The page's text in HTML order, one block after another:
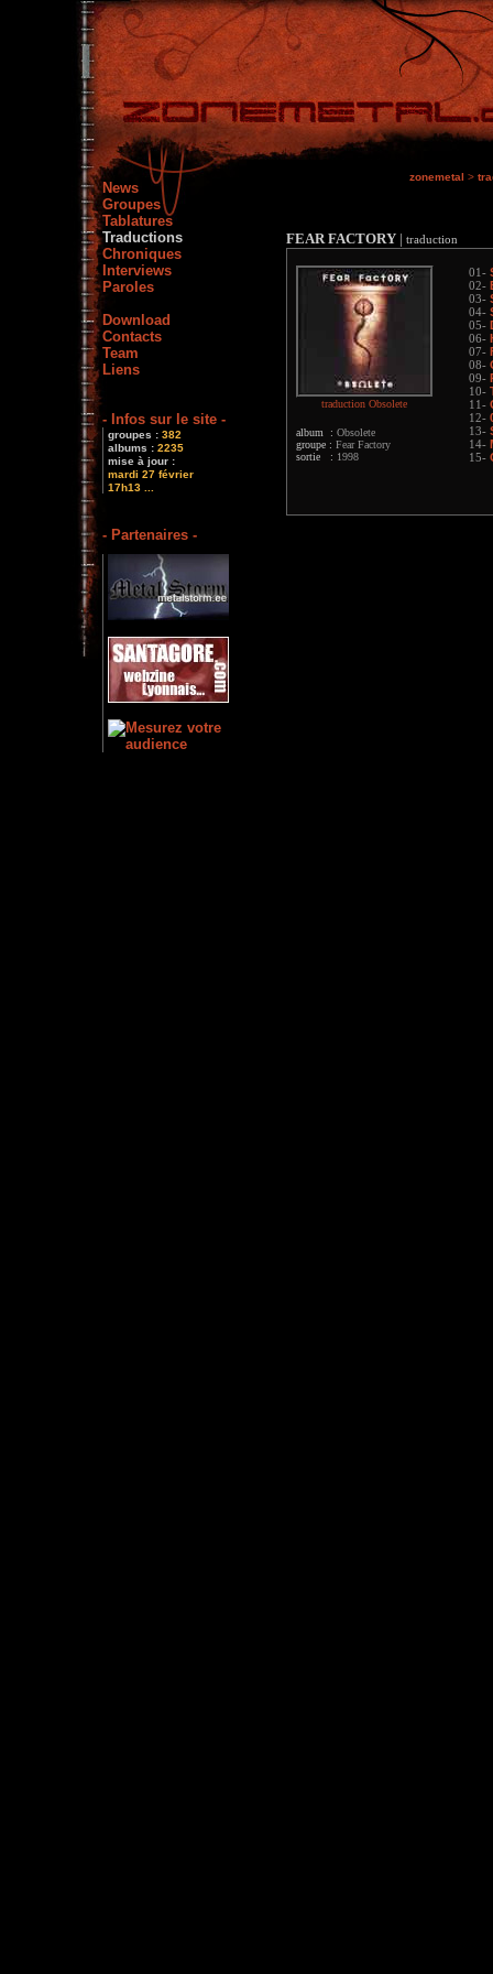
News
Groupes
Tablatures
Traductions
Chroniques
Interviews
Paroles
Download
Contacts
Team
Liens
- Infos sur le site -
groupes : 382
albums : 2235
mise à jour :
mardi 27 février
17h13 ...
- Partenaires -
zonemetal >
FEAR FACTORY | traduction
traduction Obsolete
album : Obsolete
groupe : Fear Factory
sortie : 1998
01-
02-
03-
04-
05-
06-
07-
08-
09-
10-
11-
12-
13-
14-
15-